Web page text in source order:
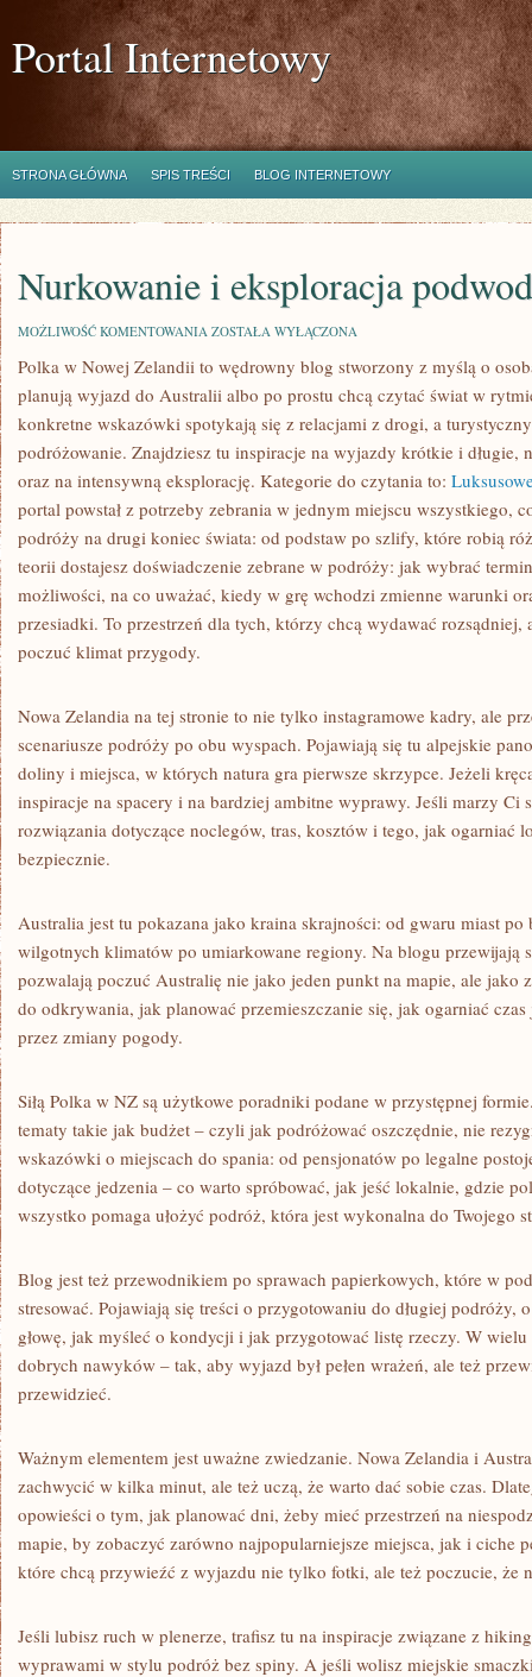
Portal Internetowy
STRONA GŁÓWNA SPIS TREŚCI BLOG INTERNETOWY
Nurkowanie i eksploracja
MOŻLIWOŚĆ KOMENTOWANIA NURKOWANIE
EKSPLORACJA
PODWODNA
ZOSTAŁA WYŁĄCZONA
Polka w Nowej Zelandii to wędrowny blog stworzony z myślą o
planują wyjazd do Australii albo po prostu chcą czytać świat w
konkretne wskazówki spotykają się z relacjami z drogi, a
podróżowanie. Znajdziesz tu inspiracje na wyjazdy krótkie i długie,
oraz na intensywną eksplorację. Kategorie do czytania to:
portal powstał z potrzeby zebrania w jednym miejscu wszystkiego,
podróży na drugi koniec świata: od podstaw po szlify, które robią
teorii dostajesz doświadczenie zebrane w podróży: jak wybrać
możliwości, na co uważać, kiedy w grę wchodzi zmienne warunki
przesiadki. To przestrzeń dla tych, którzy chcą wydawać rozsądniej,
poczuć klimat przygody.
Nowa Zelandia na tej stronie to nie tylko instagramowe kadry, ale
scenariusze podróży po obu wyspach. Pojawiają się tu alpejskie
doliny i miejsca, w których natura gra pierwsze skrzypce. Jeżeli
inspiracje na spacery i na bardziej ambitne wyprawy. Jeśli marzy Ci
rozwiązania dotyczące noclegów, tras, kosztów i tego, jak ogarniać
bezpiecznie.
Australia jest tu pokazana jako kraina skrajności: od gwaru miast po
wilgotnych klimatów po umiarkowane regiony. Na blogu przewijają
pozwalają poczuć Australię nie jako jeden punkt na mapie, ale jako
do odkrywania, jak planować przemieszczanie się, jak ogarniać
przez zmiany pogody.
Siłą Polka w NZ są użytkowe poradniki podane w przystępnej
tematy takie jak budżet – czyli jak podróżować oszczędnie, nie
wskazówki o miejscach do spania: od pensjonatów po legalne
dotyczące jedzenia – co warto spróbować, jak jeść lokalnie, gdzie
wszystko pomaga ułożyć podróż, która jest wykonalna do Twojego
Blog jest też przewodnikiem po sprawach papierkowych, które w
stresować. Pojawiają się treści o przygotowaniu do długiej podróży,
głowę, jak myśleć o kondycji i jak przygotować listę rzeczy. W
dobrych nawyków – tak, aby wyjazd był pełen wrażeń, ale też
przewidzieć.
Ważnym elementem jest uważne zwiedzanie. Nowa Zelandia i
zachwycić w kilka minut, ale też uczą, że warto dać sobie czas.
opowieści o tym, jak planować dni, żeby mieć przestrzeń na
mapie, by zobaczyć zarówno najpopularniejsze miejsca, jak i ciche
które chcą przywieźć z wyjazdu nie tylko fotki, ale też poczucie, że
Jeśli lubisz ruch w plenerze, trafisz tu na inspiracje związane z
wyprawami w stylu podróż bez spiny. A jeśli wolisz miejskie